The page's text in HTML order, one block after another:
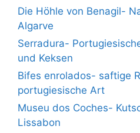
Die Höhle von Benagil-
Algarve
Serradura-
und Keksen
Bifes enrolados- saftige
portugiesische Art
Museu dos Coches-
Lissabon